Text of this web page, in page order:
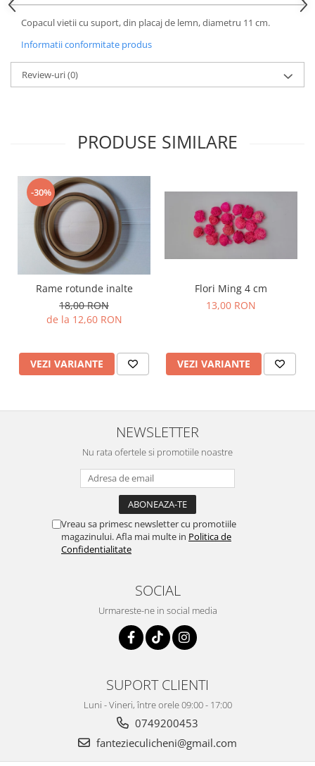
Copacul vietii cu suport, din placaj de lemn, diametru 11 cm.
Informatii conformitate produs
Review-uri(0)
PRODUSE SIMILARE
-30%
Rame rotunde inalte
18,00 RON
de la 12,60 RON
VEZI VARIANTE
Flori Ming 4 cm
13,00 RON
VEZI VARIANTE
NEWSLETTER
Nu rata ofertele si promotiile noastre
Vreau sa primesc newsletter cu promotiile
magazinului. Afla mai multe in Politica de
Confidentialitate
SOCIAL
Urmareste-ne in social media
SUPORT CLIENTI
Luni - Vineri, între orele 09:00 - 17:00
0749200453
fantezieculicheni@gmail.com